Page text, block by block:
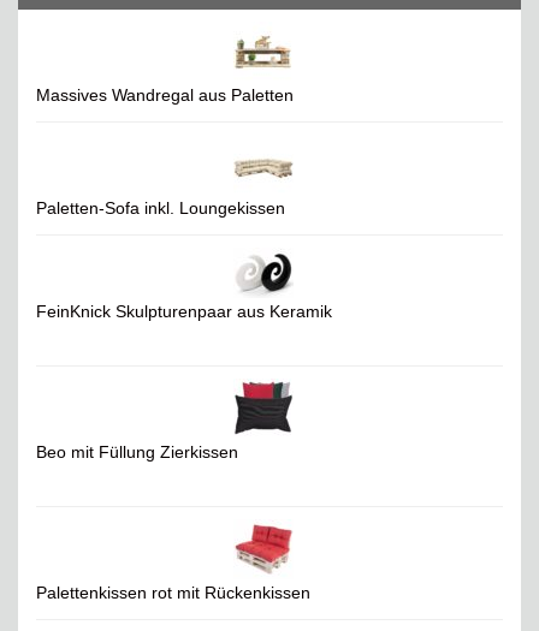
Massives Wandregal aus Paletten
Paletten-Sofa inkl. Loungekissen
FeinKnick Skulpturenpaar aus Keramik
Beo mit Füllung Zierkissen
Palettenkissen rot mit Rückenkissen